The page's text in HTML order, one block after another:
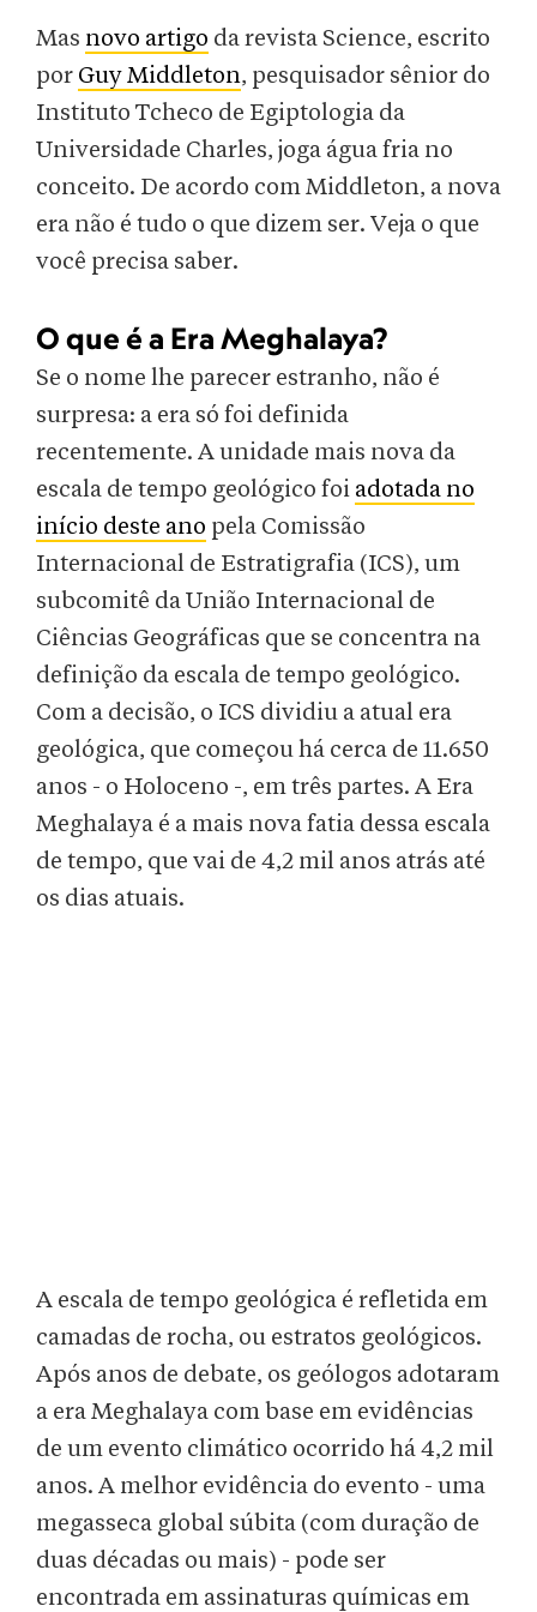
Mas novo artigo da revista Science, escrito
por Guy Middleton, pesquisador sênior do
Instituto Tcheco de Egiptologia da
Universidade Charles, joga água fria no
conceito. De acordo com Middleton, a nova
era não é tudo o que dizem ser. Veja o que
você precisa saber.
O que é a Era Meghalaya?
Se o nome lhe parecer estranho, não é
surpresa: a era só foi definida
recentemente. A unidade mais nova da
escala de tempo geológico foi adotada no
início deste ano pela Comissão
Internacional de Estratigrafia (ICS), um
subcomitê da União Internacional de
Ciências Geográficas que se concentra na
definição da escala de tempo geológico.
Com a decisão, o ICS dividiu a atual era
geológica, que começou há cerca de 11.650
anos - o Holoceno -, em três partes. A Era
Meghalaya é a mais nova fatia dessa escala
de tempo, que vai de 4,2 mil anos atrás até
os dias atuais.
A escala de tempo geológica é refletida em
camadas de rocha, ou estratos geológicos.
Após anos de debate, os geólogos adotaram
a era Meghalaya com base em evidências
de um evento climático ocorrido há 4,2 mil
anos. A melhor evidência do evento - uma
megasseca global súbita (com duração de
duas décadas ou mais) - pode ser
encontrada em assinaturas químicas em